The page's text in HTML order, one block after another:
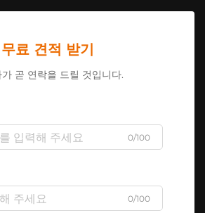
무료 견적 받기
곧 연락을 드릴 것입니다.
0/100
0/100